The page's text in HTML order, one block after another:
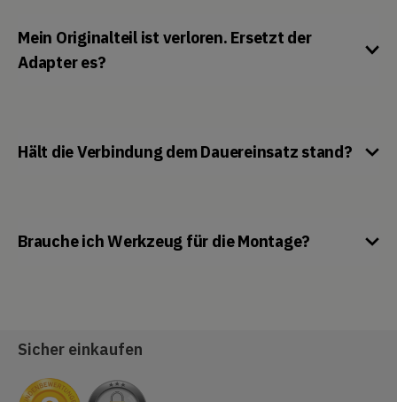
Mein Originalteil ist verloren. Ersetzt der
Adapter es?
Hält die Verbindung dem Dauereinsatz stand?
Brauche ich Werkzeug für die Montage?
Sicher einkaufen